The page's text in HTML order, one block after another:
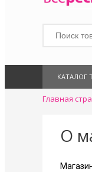
КАТАЛОГ
Главная
О